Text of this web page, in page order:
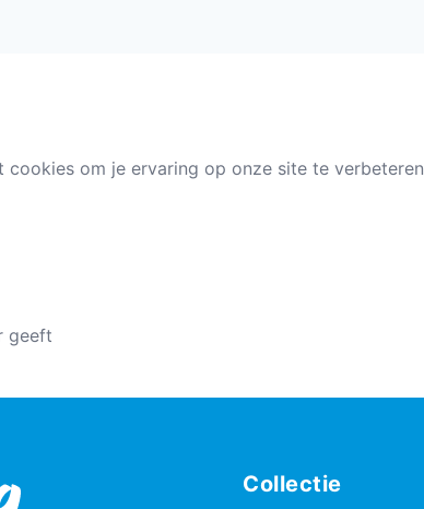
cookies om je ervaring op onze site te verbeteren
geeft
Collectie